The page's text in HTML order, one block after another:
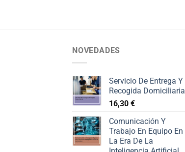
NOVEDADES
Servicio De Entrega Y
Recogida Domiciliaria
16,30 €
Comunicación Y
Trabajo En Equipo En
La Era De La